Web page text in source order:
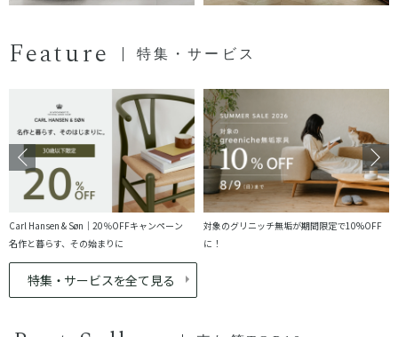
Feature 特集・サービス
Carl Hansen & Søn｜20％OFFキャンペーン
名作と暮らす、その始まりに
対象のグリニッチ無垢が期間限定で10%OFF
に！
特集・サービスを全て見る